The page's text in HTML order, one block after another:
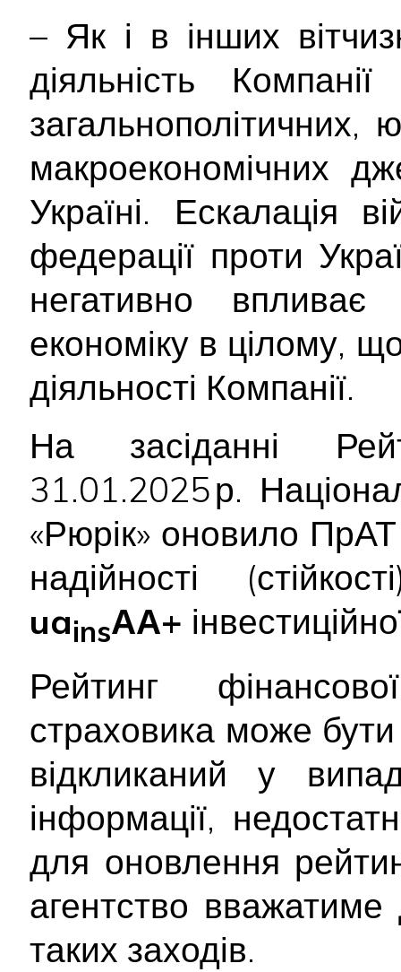
– Як і в інших
діяльність
загальнополітичних,
макроекономічних
Україні. Ескалація
федерації проти
негативно
економіку в цілому,
діяльності Компанії.
На засіданні
31.01.2025 р.
«Рюрік» оновило
надійності
uainsАА+
Рейтинг
страховика може
відкликаний у
інформації,
для оновлення
агентство вважатиме
таких заходів.